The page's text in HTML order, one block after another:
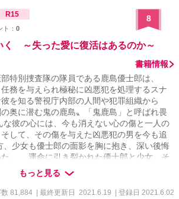
R15
： 0
8
く ～失った愛に復活はあるのか～
書籍情報
特別捜査隊の隊員である鹿島優士郎は、
任務を与えられ極秘に凶悪犯を処理するスナ
を知る警視庁内部の人間や犯罪組織から
奥に潜む鬼の鹿島〟「鬼鹿島」と呼ばれ畏
彼の心には、今も消えない心の傷と一人の
して、その傷を与えた凶悪犯の男を今も追
少女も優士郎の面影を胸に抱き、深い後悔
た。 運命に引き裂かれた優士郎と少女。そ
び切れない糸に引かれるように一つになろ
もっと見る
81,884 | 最終更新日 2021.6.19 | 登録日 2021.6.02